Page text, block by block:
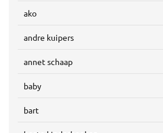
ako
andre kuipers
annet schaap
baby
bart